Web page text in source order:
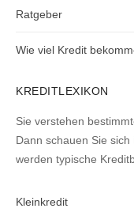
Ratgeber
Wie viel Kredit
KREDITLEXIKON
Sie verstehen
Dann schauen Sie sich
werden typische
Kleinkredit